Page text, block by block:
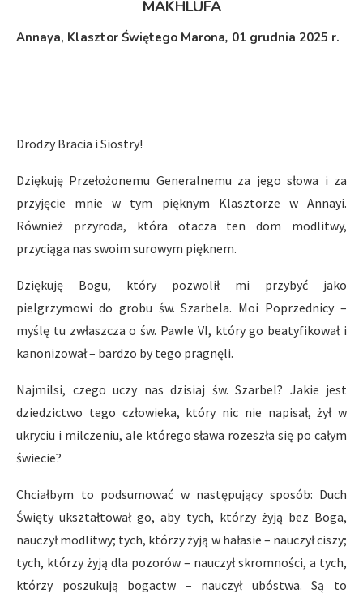
MAKHLUFA
Annaya, Klasztor Świętego Marona, 01 grudnia 2025 r.
Drodzy Bracia i Siostry!
Dziękuję Przełożonemu Generalnemu za jego słowa i za
przyjęcie mnie w tym pięknym Klasztorze w Annayi.
Również przyroda, która otacza ten dom modlitwy,
przyciąga nas swoim surowym pięknem.
Dziękuję Bogu, który pozwolił mi przybyć jako
pielgrzymowi do grobu św. Szarbela. Moi Poprzednicy –
myślę tu zwłaszcza o św. Pawle VI, który go beatyfikował i
kanonizował – bardzo by tego pragnęli.
Najmilsi, czego uczy nas dzisiaj św. Szarbel? Jakie jest
dziedzictwo tego człowieka, który nic nie napisał, żył w
ukryciu i milczeniu, ale którego sława rozeszła się po całym
świecie?
Chciałbym to podsumować w następujący sposób: Duch
Święty ukształtował go, aby tych, którzy żyją bez Boga,
nauczył modlitwy; tych, którzy żyją w hałasie – nauczył ciszy;
tych, którzy żyją dla pozorów – nauczył skromności, a tych,
którzy poszukują bogactw – nauczył ubóstwa. Są to